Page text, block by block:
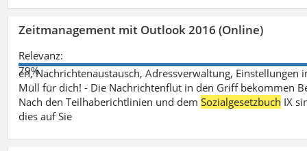
Zeitmanagement mit Outlook 2016 (Online)
Relevanz:
79%
en, Nachrichtenaustausch, Adressverwaltung,
Müll für dich! - Die Nachrichtenflut in den Griff bekommen
Nach den Teilhaberichtlinien und demSozialgesetzbuch IX
dies auf Sie